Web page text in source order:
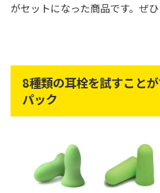
がセットになった商品です。ぜひ
8種類の耳栓を試すこと
パック